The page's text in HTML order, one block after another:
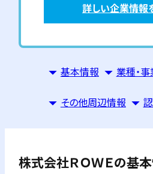
詳しい企業情報
基本情報 業種・
その他周辺情報
株式会社ＲＯＷＥの基